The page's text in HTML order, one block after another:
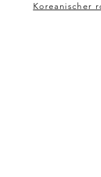
Koreanischer